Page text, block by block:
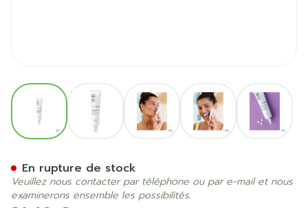
View larger imageView larger imageView larger imageView larger image
View
En rupture de stock
Veuillez nous contacter par téléphone ou par e-mail et nous
examinerons ensemble les possibilités.